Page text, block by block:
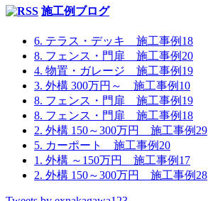
施工例ブログ
6. テラス・デッキ 施工事例18
8. フェンス・門扉 施工事例20
4. 物置・ガレージ 施工事例19
3. 外構 300万円～ 施工事例10
8. フェンス・門扉 施工事例19
8. フェンス・門扉 施工事例18
2. 外構 150～300万円 施工事例29
5. カーポート 施工事例20
1. 外構 ～150万円 施工事例17
2. 外構 150～300万円 施工事例28